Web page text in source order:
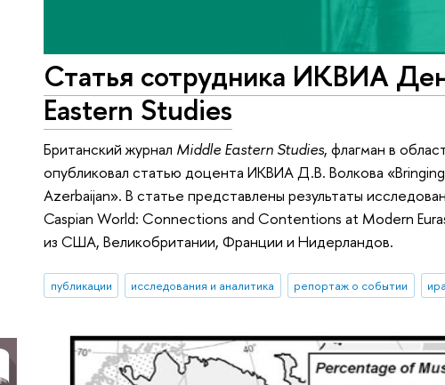
Статья сотрудника ИКВИА
Eastern Studies
Британский журнал Middle Eastern Studies, флагман в
опубликовал статью доцента ИКВИА Д.В. Волкова
Azerbaijan». В статье представлены результаты
Caspian World: Connections and Contentions at Modern
из США, Великобритании, Франции и Нидерландов.
публикации исследования и аналитика репортаж о событии